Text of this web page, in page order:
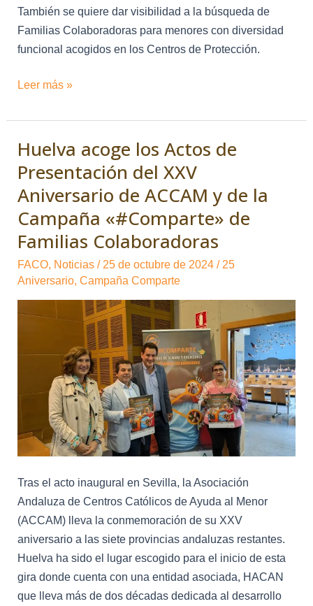
También se quiere dar visibilidad a la búsqueda de
Familias Colaboradoras para menores con diversidad
funcional acogidos en los Centros de Protección.
Leer más »
Huelva acoge los Actos de
Presentación del XXV
Aniversario de ACCAM y de la
Campaña «#Comparte» de
Familias Colaboradoras
FACO, Noticias/ 25 de octubre de 2024 / 25
Aniversario, Campaña Comparte
Tras el acto inaugural en Sevilla, la Asociación
Andaluza de Centros Católicos de Ayuda al Menor
(ACCAM) lleva la conmemoración de su XXV
aniversario a las siete provincias andaluzas restantes.
Huelva ha sido el lugar escogido para el inicio de esta
gira donde cuenta con una entidad asociada, HACAN
que lleva más de dos décadas dedicada al desarrollo
Huelva
acoge
Actos
de
Presentación
del
XXV
Aniversario
de
la
Campaña
«#Comparte»
Colaboradoras